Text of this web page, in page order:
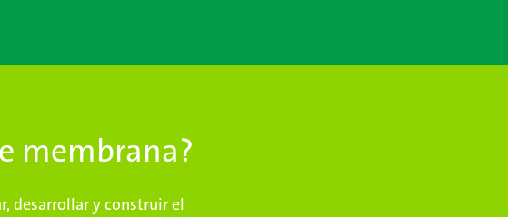
membrana?
desarrollar y construir el